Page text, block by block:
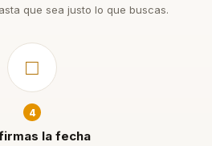
que sea justo lo que buscas.
□
4
la fecha